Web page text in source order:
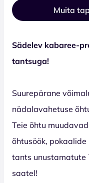
Muita
Sädelev kabaree-
tantsuga!
Suurepärane
nädalavahetuse
Teie õhtu
õhtusöök,
tants
saatel!